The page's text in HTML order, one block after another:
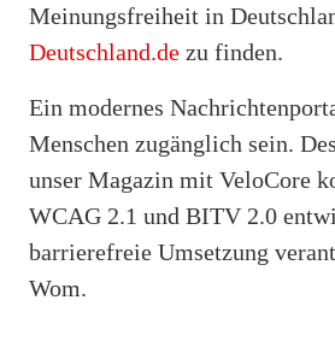
Meinungsfreiheit in
Deutschland.de zu finden.
Ein modernes
Menschen zugänglich sein.
unser Magazin mit VeloCore
WCAG 2.1 und BITV 2.0
barrierefreie Umsetzung
Wom.